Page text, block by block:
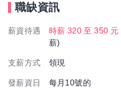
職缺資訊
薪資待遇 時薪 320 至 350 元
薪)
支薪方式 領現
發薪資日 每月10號的